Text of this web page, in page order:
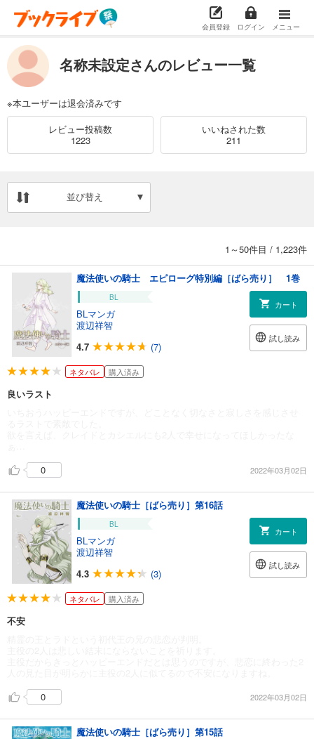
会員登録 ログイン メニュー
名称未設定さんのレビュー一覧
※本ユーザーは退会済みです
レビュー投稿数
1223
いいねされた数
211
並び替え
1～50件目 / 1,223件
魔法使いの騎士 エピローグ特別編［ばら売り］ 1巻
BL
BLマンガ
渡辺祥智
4.7
(7)
カート
試し読み
ネタバレ 購入済み
良いラスト
0
2022年03月02日
魔法使いの騎士［ばら売り］第16話
BL
BLマンガ
渡辺祥智
4.3
(3)
カート
試し読み
ネタバレ 購入済み
不安
0
2022年03月02日
魔法使いの騎士［ばら売り］第15話